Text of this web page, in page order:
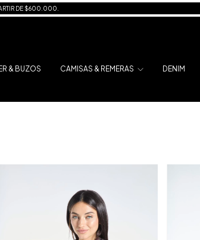
DE $600.000.
& BUZOS CAMISAS & REMERAS DENIM